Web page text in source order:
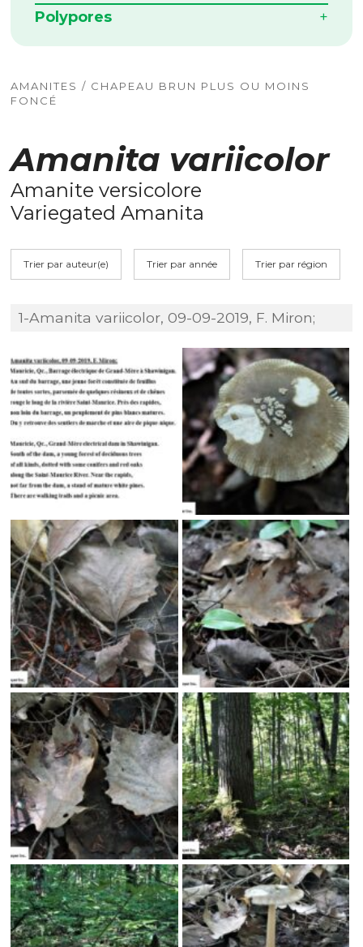
Polypores
AMANITES / CHAPEAU BRUN PLUS OU MOINS
FONCÉ
Amanita variicolor
Amanite versicolore
Variegated Amanita
Trier par auteur(e) Trier par année Trier par région
1-Amanita variicolor, 09-09-2019, F. Miron;